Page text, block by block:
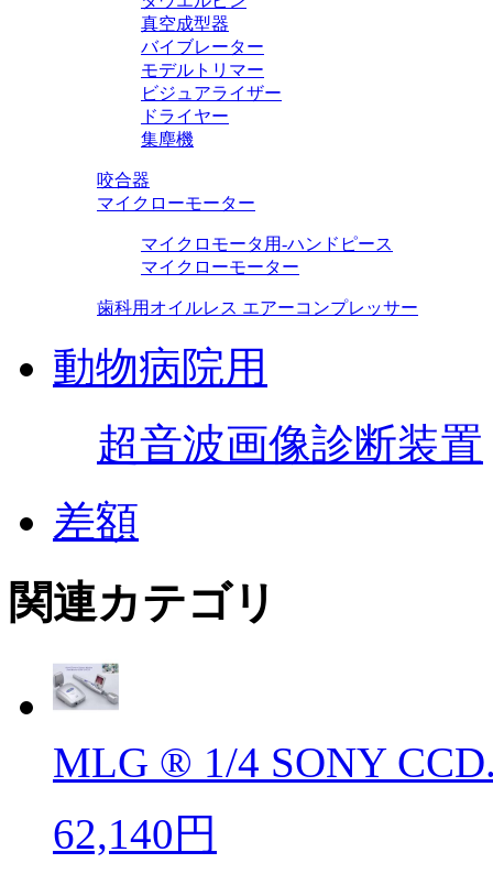
真空成型器
バイブレーター
モデルトリマー
ビジュアライザー
ドライヤー
集塵機
咬合器
マイクローモーター
マイクロモータ用-ハンドピース
マイクローモーター
歯科用オイルレス エアーコンプレッサー
動物病院用
超音波画像診断装置
差額
関連カテゴリ
MLG ® 1/4 SONY
62,140円